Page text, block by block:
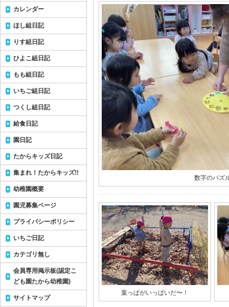
数字のパズ
葉っぱがいっぱいだ〜！
カレンダー
ほし組日記
りす組日記
ひよこ組日記
もも組日記
いちご組日記
つくし組日記
給食日記
園日記
たからキッズ日記
集まれ！たからキッズ!!
幼稚園概要
園児募集ページ
プライバシーポリシー
いちご日記
カテゴリ無し
会員専用掲示板(認定こ
ども園たから幼稚園)
サイトマップ